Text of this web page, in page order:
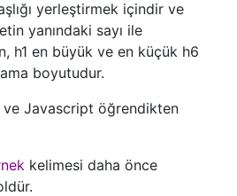
yerleştirmek içindir ve
yanındaki sayı ile
h1 en büyük ve en küçük h6
boyutudur.
ve Javascript öğrendikten
kelimesi daha önce